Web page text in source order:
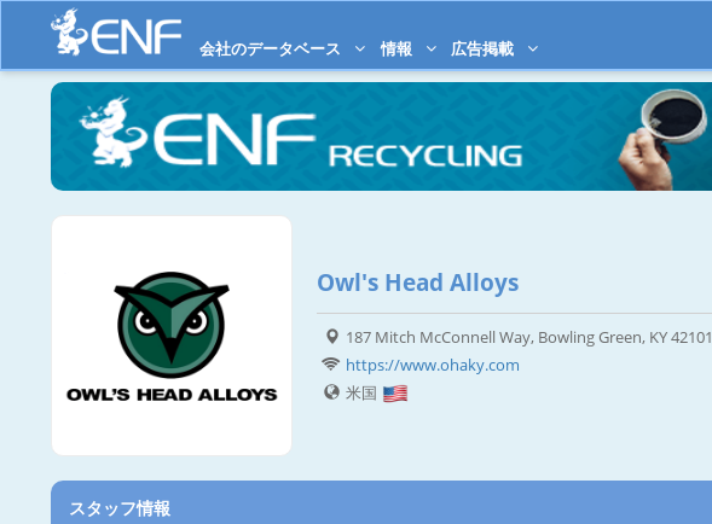
会社のデータベース 情報 広告掲載
Owl's Head Alloys
187 Mitch McConnell Way, Bowling Green, KY 42101
https://www.ohaky.com
米国
スタッフ情報